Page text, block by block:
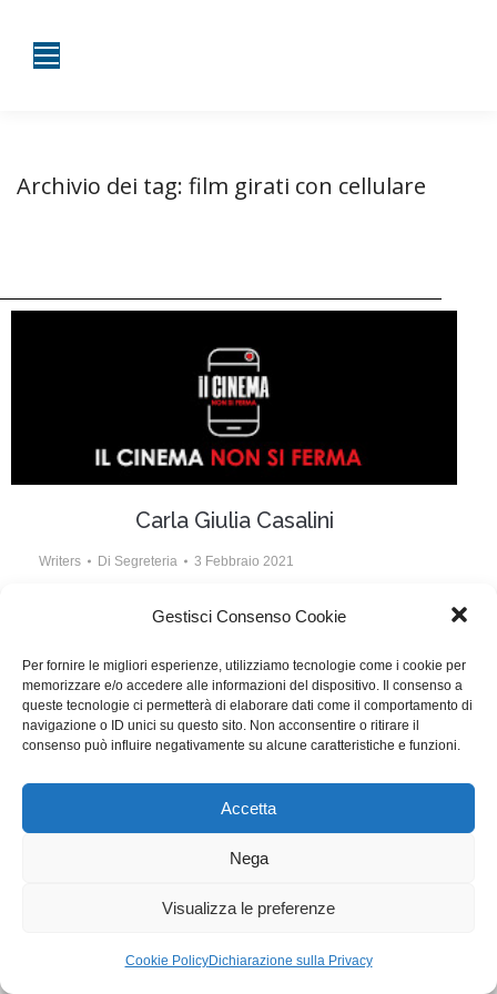
Gestisci Consenso Cookie
Per fornire le migliori esperienze, utilizziamo tecnologie come i cookie per
memorizzare e/o accedere alle informazioni del dispositivo. Il consenso a
queste tecnologie ci permetterà di elaborare dati come il comportamento di
navigazione o ID unici su questo sito. Non acconsentire o ritirare il
consenso può influire negativamente su alcune caratteristiche e funzioni.
Accetta
Nega
Visualizza le preferenze
Cookie PolicyDichiarazione sulla Privacy
Archivio dei tag: film girati con cellulare
Carla Giulia Casalini
Writers Di Segreteria 3 Febbraio 2021
WGI - Tutti i diritti riservati © 2021
Via Adolfo Albertazzi 19, 00137 Roma
+39 347 2461036
Concept: Annamaria De Paola - Realizzazione:
Cookie & Privacy Policy